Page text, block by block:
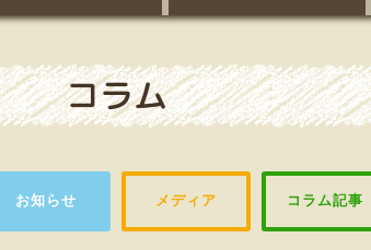
コラム
お知らせ メディア コラム記事